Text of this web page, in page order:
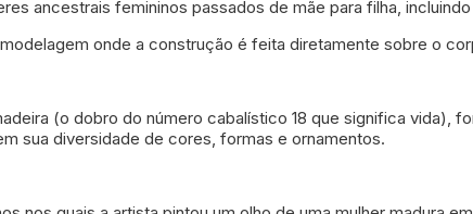
ancestrais femininos passados de mãe para filha,
onde a construção é feita diretamente sobre o
(o dobro do número cabalístico 18 que significa vida),
sua diversidade de cores, formas e ornamentos.